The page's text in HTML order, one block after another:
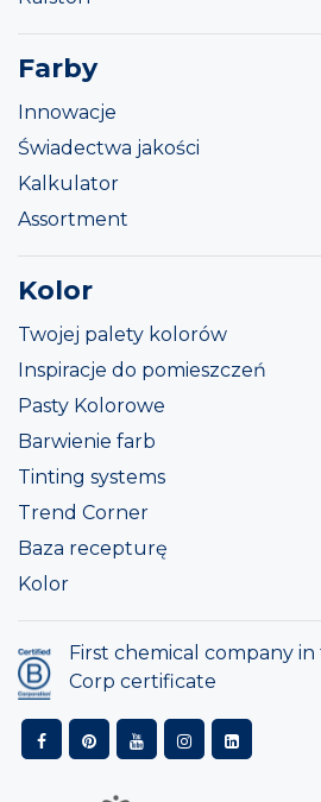
Farby
Innowacje
Świadectwa jakości
Kalkulator
Assortment
Kolor
Twojej palety kolorów
Inspiracje do pomieszczeń
Pasty Kolorowe
Barwienie farb
Tinting systems
Trend Corner
Baza recepturę
Kolor
First chemical company
Corp certificate